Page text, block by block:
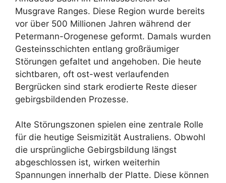
Musgrave Ranges. Diese Region wurde bereits
vor über 500 Millionen Jahren während der
Petermann-Orogenese geformt. Damals wurden
Gesteinsschichten entlang großräumiger
Störungen gefaltet und angehoben. Die heute
sichtbaren, oft ost-west verlaufenden
Bergrücken sind stark erodierte Reste dieser
gebirgsbildenden Prozesse.
Alte Störungszonen spielen eine zentrale Rolle
für die heutige Seismizität Australiens. Obwohl
die ursprüngliche Gebirgsbildung längst
abgeschlossen ist, wirken weiterhin
Spannungen innerhalb der Platte. Diese können